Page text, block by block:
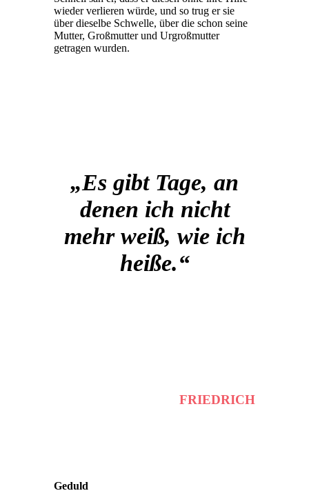
wieder verlieren würde, und so trug er sie
über dieselbe Schwelle, über die schon seine
Mutter, Großmutter und Urgroßmutter
getragen wurden.
„Es gibt Tage, an
denen ich nicht
mehr weiß, wie ich
heiße.“
FRIEDRICH
Geduld